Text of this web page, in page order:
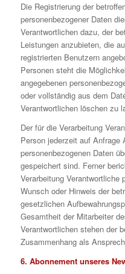
Die Registrierung der
personenbezogener Daten
Verantwortlichen dazu, der
Leistungen anzubieten, die
registrierten Benutzern
Personen steht die
angegebenen
oder vollständig aus dem
Verantwortlichen löschen zu
Der für die Verarbeitung
Person jederzeit auf Anfrage
personenbezogenen Daten
gespeichert sind. Ferner
Verarbeitung Verantwortliche
Wunsch oder Hinweis der
gesetzlichen
Gesamtheit der Mitarbeiter
Verantwortlichen stehen der
Zusammenhang als
6. Abonnement unseres